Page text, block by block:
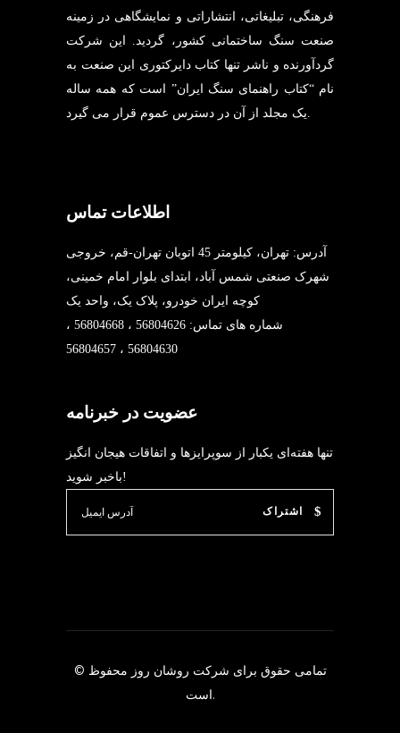
فرهنگی، تبلیغاتی، انتشاراتی و نمایشگاهی در زمینه
صنعت سنگ ساختمانی کشور، گردید. این شرکت
گردآورنده و ناشر تنها کتاب دایرکتوری این صنعت به
نام “کتاب راهنمای سنگ ایران” است که همه ساله
اطلاعات تماس
آدرس: تهران، کیلومتر 45 اتوبان تهران-قم، خروجی
شهرک صنعتی شمس آباد، ابتدای بلوار امام خمینی،
کوچه ایران خودرو، پلاک یک، واحد یک
شماره های تماس: 56804626 ، 56804668 ،
56804630 ، 56804657
عضویت در خبرنامه
تنها هفته‌ای یکبار از سوپرایزها و اتفاقات هیجان انگیز
باخبر شوید!
اشتراک
© تمامی حقوق برای شرکت روشان روز محفوظ
است.